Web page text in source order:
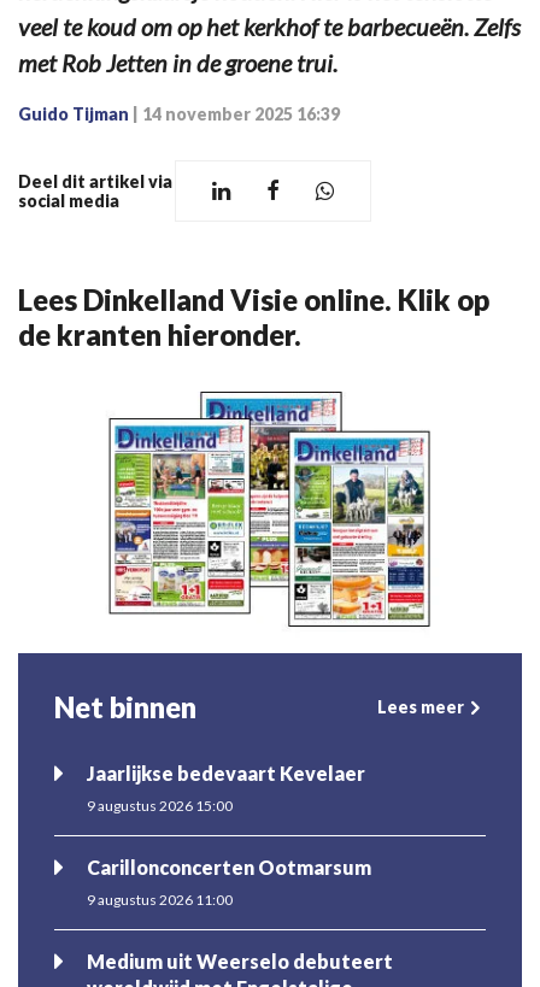
veel te koud om op het kerkhof te barbecueën. Zelfs
met Rob Jetten in de groene trui.
Guido Tijman 14 november 2025 16:39
Deel dit artikel via
social media
Lees Dinkelland Visie online. Klik op
de kranten hieronder.
Net binnen Lees meer
Jaarlijkse bedevaart Kevelaer
9 augustus 2026 15:00
Carillonconcerten Ootmarsum
9 augustus 2026 11:00
Medium uit Weerselo debuteert